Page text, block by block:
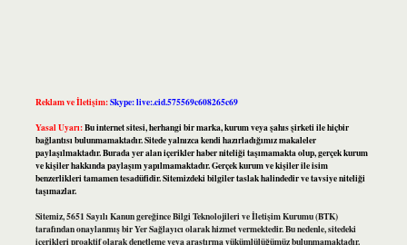
Reklam ve İletişim:Skype: live:.cid.575569c608265c69
Yasal Uyarı:Bu internet sitesi, herhangi bir marka, kurum veya şahıs şirketi ile hiçbir
bağlantısı bulunmamaktadır. Sitede yalnızca kendi hazırladığımız makaleler
paylaşılmaktadır. Burada yer alan içerikler haber niteliği taşımamakta olup, gerçek kurum
ve kişiler hakkında paylaşım yapılmamaktadır. Gerçek kurum ve kişiler ile isim
benzerlikleri tamamen tesadüfidir. Sitemizdeki bilgiler taslak halindedir ve tavsiye niteliği
taşımazlar.
Sitemiz, 5651 Sayılı Kanun gereğince Bilgi Teknolojileri ve İletişim Kurumu (BTK)
tarafından onaylanmış bir Yer Sağlayıcı olarak hizmet vermektedir. Bu nedenle, sitedeki
içerikleri proaktif olarak denetleme veya araştırma yükümlülüğümüz bulunmamaktadır.